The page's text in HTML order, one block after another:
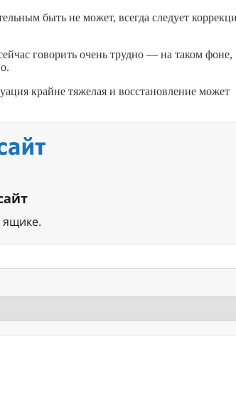
быть не может, всегда следует
говорить очень трудно — на таком фоне,
крайне тяжелая и восстановление может
ящике.